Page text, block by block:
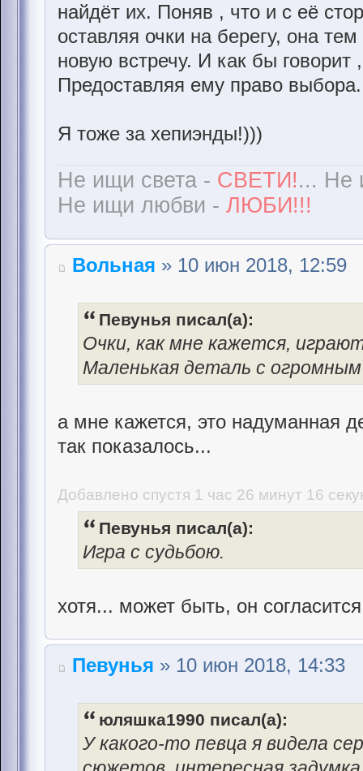
найдёт их. Поняв , что и с её
оставляя очки на берегу, она
новую встречу. И как бы
Предоставляя ему право
Я тоже за хепиэнды!)))
Не ищи света - СВЕТИ!... Не
Не ищи любви - ЛЮБИ!!!
Вольная » 10 июн 2018, 12:59
Певунья писал(а):
Очки, как мне кажется,
Маленькая деталь с
а мне кажется, это надуманная
так показалось...
Добавлено спустя 1 час 26 минут 16
Певунья писал(а):
Игра с судьбою.
хотя... может быть, он
Певунья » 10 июн 2018, 14:33
юляшка1990 писал(а):
У какого-то певца я видела